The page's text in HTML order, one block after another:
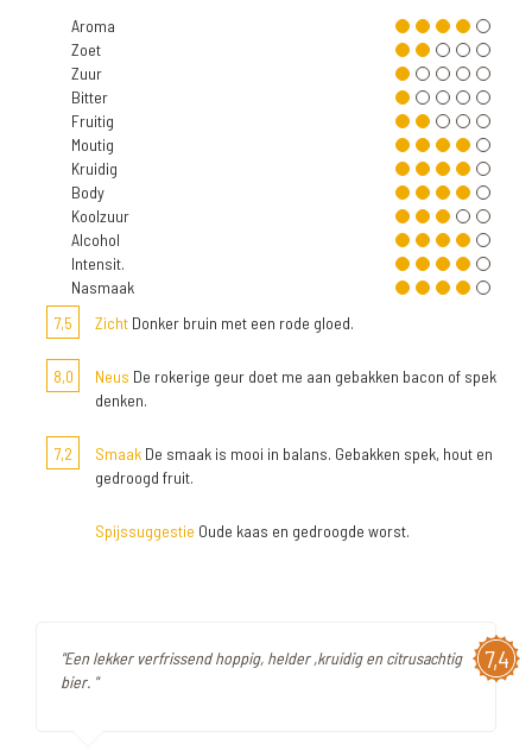
Aroma
Zoet
Zuur
Bitter
Fruitig
Moutig
Kruidig
Body
Koolzuur
Alcohol
Intensit.
Nasmaak
7,5
Zicht Donker bruin met een rode gloed.
8,0 Neus De rokerige geur doet me aan gebakken bacon of spek
denken.
7,2 Smaak De smaak is mooi in balans. Gebakken spek, hout en
gedroogd fruit.
Spijssuggestie Oude kaas en gedroogde worst.
7,4
"Een lekker verfrissend hoppig, helder ,kruidig en citrusachtig
bier. "